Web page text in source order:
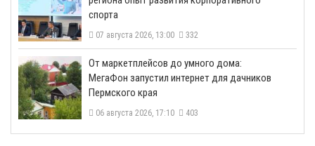
спорта
07 августа 2026, 13:00 332
От маркетплейсов до умного дома:
МегаФон запустил интернет для дачников
Пермского края
06 августа 2026, 17:10 403